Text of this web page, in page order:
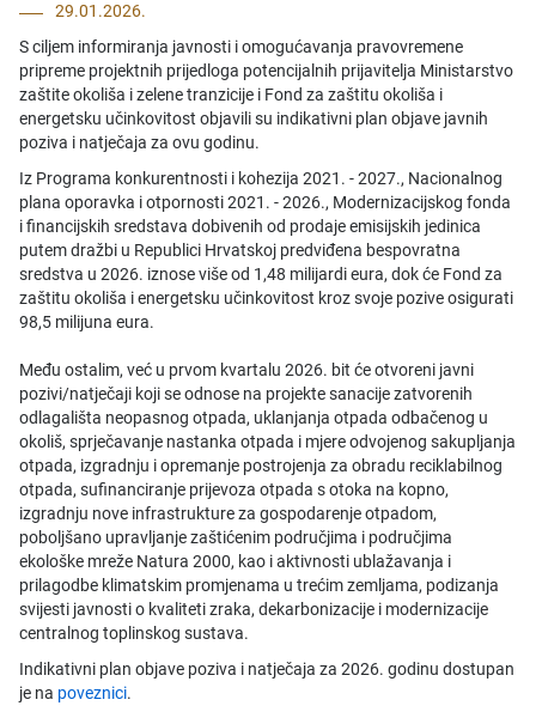
29.01.2026.
S ciljem informiranja javnosti i omogućavanja pravovremene
pripreme projektnih prijedloga potencijalnih prijavitelja Ministarstvo
zaštite okoliša i zelene tranzicije i Fond za zaštitu okoliša i
energetsku učinkovitost objavili su indikativni plan objave javnih
poziva i natječaja za ovu godinu.
Iz Programa konkurentnosti i kohezija 2021. - 2027., Nacionalnog
plana oporavka i otpornosti 2021. - 2026., Modernizacijskog fonda
i financijskih sredstava dobivenih od prodaje emisijskih jedinica
putem dražbi u Republici Hrvatskoj predviđena bespovratna
sredstva u 2026. iznose više od 1,48 milijardi eura, dok će Fond za
zaštitu okoliša i energetsku učinkovitost kroz svoje pozive osigurati
98,5 milijuna eura.
Među ostalim, već u prvom kvartalu 2026. bit će otvoreni javni
pozivi/natječaji koji se odnose na projekte sanacije zatvorenih
odlagališta neopasnog otpada, uklanjanja otpada odbačenog u
okoliš, sprječavanje nastanka otpada i mjere odvojenog sakupljanja
otpada, izgradnju i opremanje postrojenja za obradu reciklabilnog
otpada, sufinanciranje prijevoza otpada s otoka na kopno,
izgradnju nove infrastrukture za gospodarenje otpadom,
poboljšano upravljanje zaštićenim područjima i područjima
ekološke mreže Natura 2000, kao i aktivnosti ublažavanja i
prilagodbe klimatskim promjenama u trećim zemljama, podizanja
svijesti javnosti o kvaliteti zraka, dekarbonizacije i modernizacije
centralnog toplinskog sustava.
Indikativni plan objave poziva i natječaja za 2026. godinu dostupan
je na poveznici.